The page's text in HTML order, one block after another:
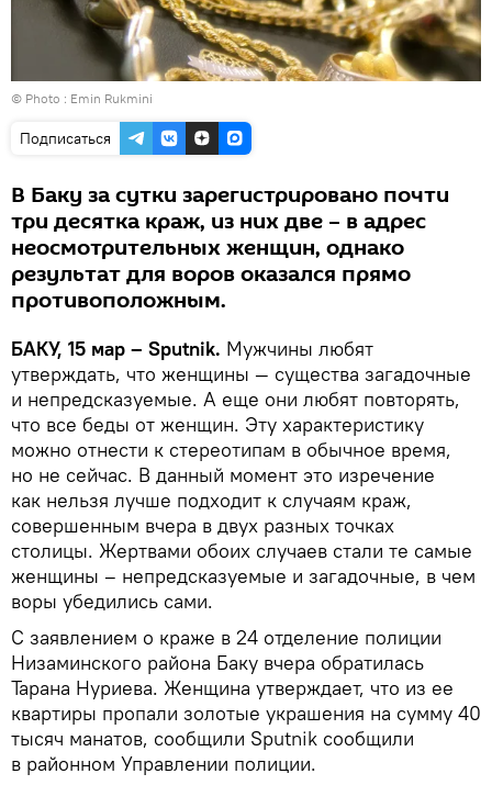
© Photo : Emin Rukmini
Подписаться
В Баку за сутки зарегистрировано почти
три десятка краж, из них две – в адрес
неосмотрительных женщин, однако
результат для воров оказался прямо
противоположным.
БАКУ, 15 мар – Sputnik. Мужчины любят
утверждать, что женщины — существа загадочные
и непредсказуемые. А еще они любят повторять,
что все беды от женщин. Эту характеристику
можно отнести к стереотипам в обычное время,
но не сейчас. В данный момент это изречение
как нельзя лучше подходит к случаям краж,
совершенным вчера в двух разных точках
столицы. Жертвами обоих случаев стали те самые
женщины – непредсказуемые и загадочные, в чем
воры убедились сами.
С заявлением о краже в 24 отделение полиции
Низаминского района Баку вчера обратилась
Тарана Нуриева. Женщина утверждает, что из ее
квартиры пропали золотые украшения на сумму 40
тысяч манатов, сообщили Sputnik сообщили
в районном Управлении полиции.